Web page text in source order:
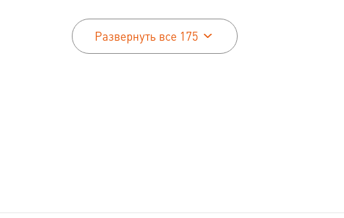
Развернуть все 175